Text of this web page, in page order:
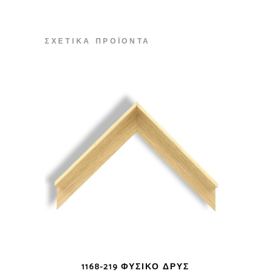
ΣΧΕΤΙΚΆ ΠΡΟΪΌΝΤΑ
1168-219 ΦΥΣΙΚΌ ΔΡΥΣ